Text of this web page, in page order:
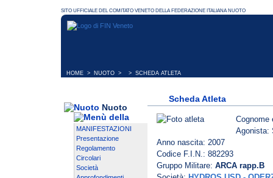
HOME > NUOTO > > SCHEDA ATLETA
Nuoto
MANIFESTAZIONI
Presentazione
Regolamento
Circolari
Società
Scheda Atleta
Agonista:
Anno nascita: 2007
Codice F.I.N.: 882293
Gruppo Militare: ARCA rapp.B